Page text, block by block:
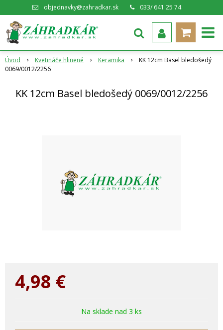
objednavky@zahradkar.sk 033/ 641 25 74
Úvod Kvetináče hlinené Keramika
KK 12cm Basel bledošedý
0069/0012/2256
KK 12cm Basel bledošedý 0069/0012/2256
4,98 €
Na sklade nad 3 ks